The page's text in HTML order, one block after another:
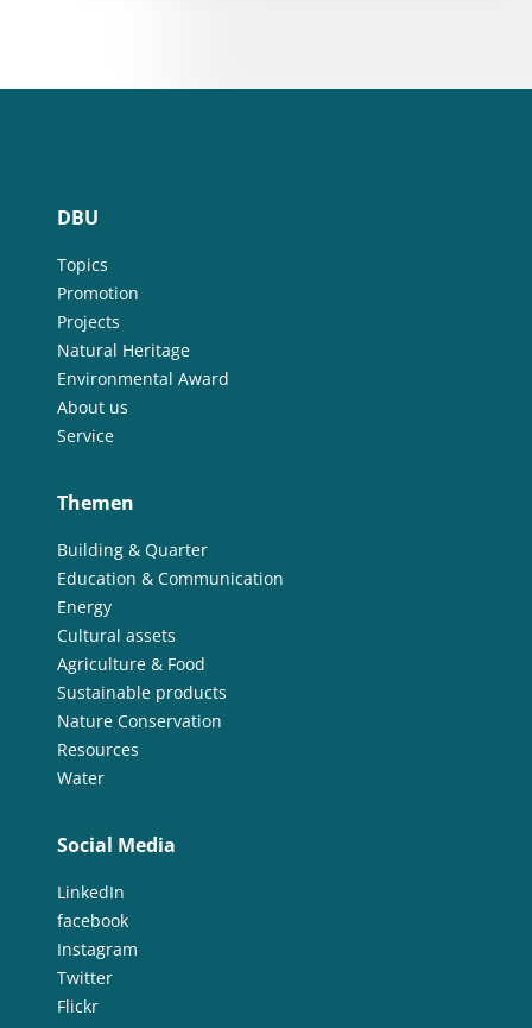
DBU
Topics
Promotion
Projects
Natural Heritage
Environmental Award
About us
Service
Themen
Building & Quarter
Education & Communication
Energy
Cultural assets
Agriculture & Food
Sustainable products
Nature Conservation
Resources
Water
Social Media
LinkedIn
facebook
Instagram
Twitter
Flickr